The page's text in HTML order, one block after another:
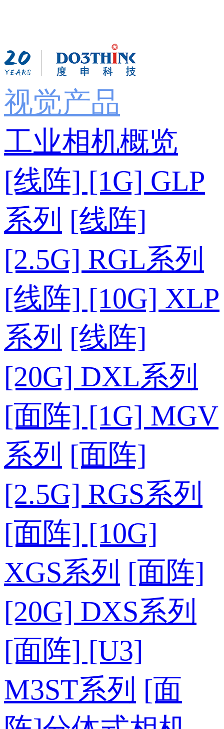
视觉产品
工业相机概览
[线阵] [1G] GLP
系列 [线阵]
[2.5G] RGL系列
[线阵] [10G] XLP
系列 [线阵]
[20G] DXL系列
[面阵] [1G] MGV
系列 [面阵]
[2.5G] RGS系列
[面阵] [10G]
XGS系列 [面阵]
[20G] DXS系列
[面阵] [U3]
M3ST系列 [面